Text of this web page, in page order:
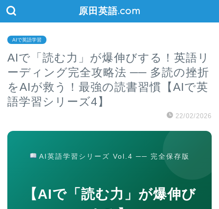
原田英語.com
AIで英語学習
AIで「読む力」が爆伸びする！英語リ
ーディング完全攻略法 ── 多読の挫折
をAIが救う！最強の読書習慣【AIで英
語学習シリーズ4】
22/02/2026
AI英語学習シリーズ Vol.4 ── 完全保存版
【AIで「読む力」が爆伸び